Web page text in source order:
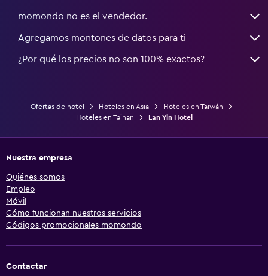
momondo no es el vendedor.
Agregamos montones de datos para ti
¿Por qué los precios no son 100% exactos?
Ofertas de hotel Hoteles en Asia
Hoteles en Taiwán
Hoteles en Tainan
Lan Yin Hotel
Nuestra empresa
Quiénes somos
Empleo
Móvil
Cómo funcionan nuestros servicios
Códigos promocionales momondo
Contactar